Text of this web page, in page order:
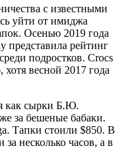
с известными
уйти от имиджа
Осенью 2019 года
представила рейтинг
подростков. Crocs
хотя весной 2017 года
как сырки Б.Ю.
за бешеные бабаки.
Тапки стоили $850. В
несколько часов, а в